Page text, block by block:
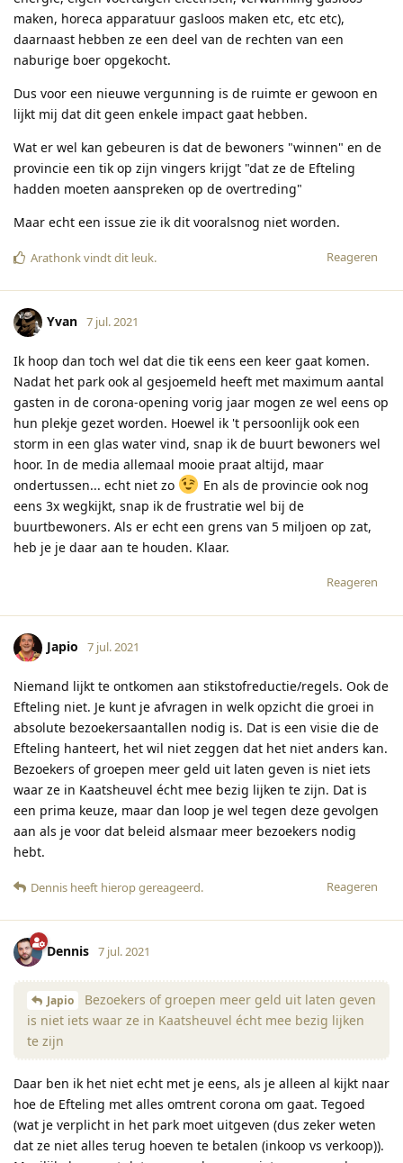
maken, horeca apparatuur gasloos maken etc, etc etc),
daarnaast hebben ze een deel van de rechten van een
naburige boer opgekocht.
Dus voor een nieuwe vergunning is de ruimte er gewoon en
lijkt mij dat dit geen enkele impact gaat hebben.
Wat er wel kan gebeuren is dat de bewoners "winnen" en de
provincie een tik op zijn vingers krijgt "dat ze de Efteling
hadden moeten aanspreken op de overtreding"
Maar echt een issue zie ik dit vooralsnog niet worden.
Reageren
Arathonkvindt dit leuk.
Yvan 7 jul. 2021
Ik hoop dan toch wel dat die tik eens een keer gaat komen.
Nadat het park ook al gesjoemeld heeft met maximum aantal
gasten in de corona-opening vorig jaar mogen ze wel eens op
hun plekje gezet worden. Hoewel ik 't persoonlijk ook een
storm in een glas water vind, snap ik de buurt bewoners wel
hoor. In de media allemaal mooie praat altijd, maar
ondertussen... echt niet zo
En als de provincie ook nog
eens 3x wegkijkt, snap ik de frustratie wel bij de
buurtbewoners. Als er echt een grens van 5 miljoen op zat,
heb je je daar aan te houden. Klaar.
Reageren
Japio 7 jul. 2021
Niemand lijkt te ontkomen aan stikstofreductie/regels. Ook de
Efteling niet. Je kunt je afvragen in welk opzicht die groei in
absolute bezoekersaantallen nodig is. Dat is een visie die de
Efteling hanteert, het wil niet zeggen dat het niet anders kan.
Bezoekers of groepen meer geld uit laten geven is niet iets
waar ze in Kaatsheuvel écht mee bezig lijken te zijn. Dat is
een prima keuze, maar dan loop je wel tegen deze gevolgen
aan als je voor dat beleid alsmaar meer bezoekers nodig
hebt.
Reageren
Dennis heeft hierop gereageerd.
Dennis 7 jul. 2021
Japio
Bezoekers of groepen meer geld uit laten geven
is niet iets waar ze in Kaatsheuvel écht mee bezig lijken
te zijn
Daar ben ik het niet echt met je eens, als je alleen al kijkt naar
hoe de Efteling met alles omtrent corona om gaat. Tegoed
(wat je verplicht in het park moet uitgeven (dus zeker weten
dat ze niet alles terug hoeven te betalen (inkoop vs verkoop)).